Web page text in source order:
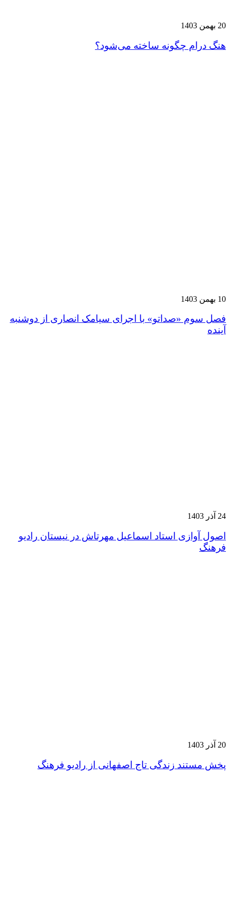
20 بهمن 1403
هنگ درام چگونه ساخته می‌شود؟
10 بهمن 1403
فصل سوم «صداتو» با اجرای سیامک انصاری از دوشنبه
آینده
24 آذر 1403
اصول آوازی استاد اسماعیل مهرتاش در نیستان رادیو
فرهنگ
20 آذر 1403
پخش مستند زندگی تاج اصفهانی از رادیو فرهنگ